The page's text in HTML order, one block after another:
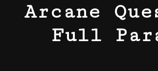
Arcane
Full